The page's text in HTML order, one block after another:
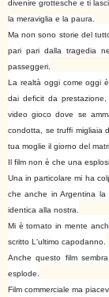
divenire grottesche e ti
la meraviglia e la paura.
Ma non sono storie del
pari pari dalla tragedia
passeggeri.
La realtà oggi come oggi
dai deficit da
video gioco dove se
condotta, se truffi migliaia
tua moglie il giorno del
Il film non è che una
Una in particolare mi ha
che anche in Argentina
identica alla nostra.
Mi è tornato in mente
scritto L'ultimo capodanno.
Anche questo film
esplode.
Film commerciale ma